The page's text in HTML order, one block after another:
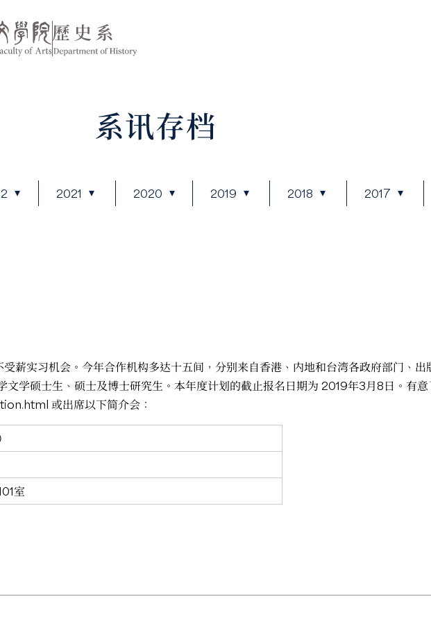
系讯存档
2021 2020 2019 2018 2017
薪实习机会。今年合作机构多达十五间，分别来自香港、内地和台湾各政府部门、出
学硕士生、硕士及博士研究生。本年度计划的截止报名日期为 2019年3月8日。有
或出席以下简介会：
室